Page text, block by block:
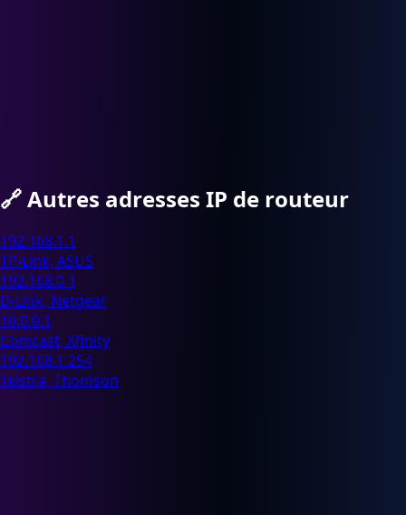
🔗Autres adresses IP de routeur
192.168.1.1
TP-Link, ASUS
192.168.0.1
D-Link, Netgear
10.0.0.1
Comcast, Xfinity
192.168.1.254
Telstra, Thomson